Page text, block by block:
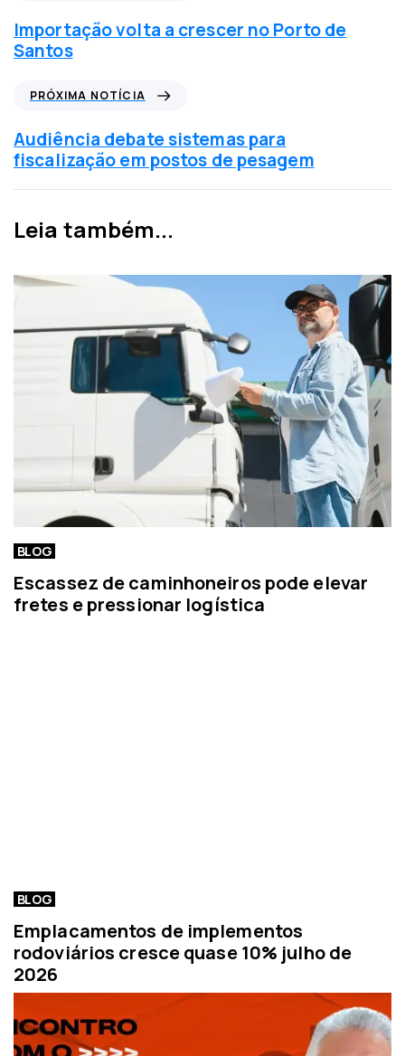
t
í
c
n
t
e
i
r
Importação volta a crescer no Porto de
Santos
ó
x
i
m
n
t
i
PRÓXIMA NOTÍCIA
Audiência debate sistemas para
fiscalização em postos de pesagem
Leia também...
BLOG
Escassez de caminhoneiros pode elevar
fretes e pressionar logística
BLOG
Emplacamentos de implementos
rodoviários cresce quase 10% julho de
2026